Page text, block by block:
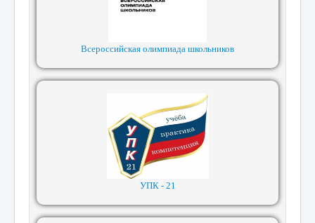
Всероссийская олимпиада школьников
УПК - 21